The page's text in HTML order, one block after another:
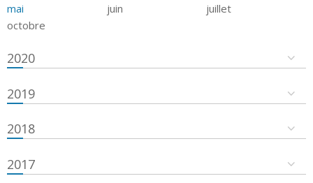
mai
juin
juillet
octobre
2020
2019
2018
2017